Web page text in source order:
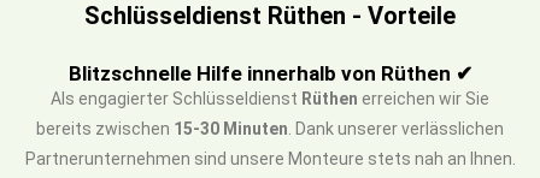
Schlüsseldienst Rüthen - Vorteile
Blitzschnelle Hilfe innerhalb von Rüthen ✔
Als engagierter Schlüsseldienst Rüthen erreichen wir Sie
bereits zwischen 15-30 Minuten . Dank unserer verlässlichen
Partnerunternehmen sind unsere Monteure stets nah an Ihnen.